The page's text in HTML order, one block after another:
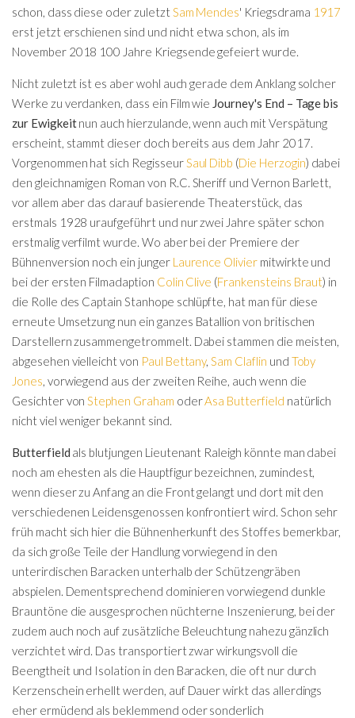
schon, dass diese oder zuletzt Sam Mendes' Kriegsdrama 1917
erst jetzt erschienen sind und nicht etwa schon, als im
November 2018 100 Jahre Kriegsende gefeiert wurde.
Nicht zuletzt ist es aber wohl auch gerade dem Anklang solcher
Werke zu verdanken, dass ein Film wie Journey's End – Tage bis
zur Ewigkeitnun auch hierzulande, wenn auch mit Verspätung
erscheint, stammt dieser doch bereits aus dem Jahr 2017.
Vorgenommen hat sich Regisseur Saul Dibb (Die Herzogin) dabei
den gleichnamigen Roman von R.C. Sheriff und Vernon Barlett,
vor allem aber das darauf basierende Theaterstück, das
erstmals 1928 uraufgeführt und nur zwei Jahre später schon
erstmalig verfilmt wurde. Wo aber bei der Premiere der
Bühnenversion noch ein junger Laurence Oliviermitwirkte und
bei der ersten Filmadaption Colin Clive (Frankensteins Braut) in
die Rolle des Captain Stanhope schlüpfte, hat man für diese
erneute Umsetzung nun ein ganzes Batallion von britischen
Darstellern zusammengetrommelt. Dabei stammen die meisten,
abgesehen vielleicht von Paul Bettany, Sam Claflin und Toby
Jones , vorwiegend aus der zweiten Reihe, auch wenn die
Gesichter von Stephen Graham oderAsa Butterfield natürlich
nicht viel weniger bekannt sind.
Butterfield als blutjungen Lieutenant Raleigh könnte man dabei
noch am ehesten als die Hauptfigur bezeichnen, zumindest,
wenn dieser zu Anfang an die Front gelangt und dort mit den
verschiedenen Leidensgenossen konfrontiert wird. Schon sehr
früh macht sich hier die Bühnenherkunft des Stoffes bemerkbar,
da sich große Teile der Handlung vorwiegend in den
unterirdischen Baracken unterhalb der Schützengräben
abspielen. Dementsprechend dominieren vorwiegend dunkle
Brauntöne die ausgesprochen nüchterne Inszenierung, bei der
zudem auch noch auf zusätzliche Beleuchtung nahezu gänzlich
verzichtet wird. Das transportiert zwar wirkungsvoll die
Beengtheit und Isolation in den Baracken, die oft nur durch
Kerzenschein erhellt werden, auf Dauer wirkt das allerdings
eher ermüdend als beklemmend oder sonderlich